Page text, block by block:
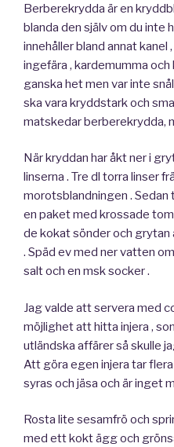
Berberekrydda är en
blanda den själv om du inte
innehåller bland annat kanel
ingefära , kardemumma
ganska het men var inte
ska vara kryddstark och
matskedar berberekrydda,
När kryddan har åkt ner i
linserna . Tre dl torra linser
morotsblandningen .
en paket med krossade
de kokat sönder och grytan
. Späd ev med ner vatten
salt och en msk socker .
Jag valde att servera med
möjlighet att hitta injera ,
utländska affärer så skulle
Att göra egen injera tar
syras och jäsa och är inget
Rosta lite sesamfrö och
med ett kokt ägg och